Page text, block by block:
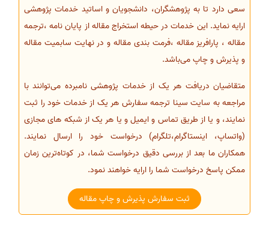
سعی دارد تا به پژوهشگران، دانشجویان و اساتید خدمات پژوهشی
ارایه نماید. این خدمات در حیطه استخراج مقاله از پایان نامه ،ترجمه
مقاله ، پارافریز مقاله ،فرمت بندی مقاله و در نهایت سابمیت مقاله
و پذیرش و چاپ می‌باشد.
متقاضیان دریافت هر یک از خدمات پژوهشی نامبرده می‌توانند با
مراجعه به سایت سینا ترجمه سفارش هر یک از خدمات خود را ثبت
نمایند، و یا از طریق تماس و ایمیل و یا هر یک از شبکه های مجازی
(واتساپ، اینستاگرام،تلگرام) درخواست خود را ارسال نمایند.
همکاران ما بعد از بررسی دقیق درخواست شما، در کوتاه‌ترین زمان
ممکن پاسخ درخواست شما را ارایه خواهند نمود.
ثبت سفارش پذیرش و چاپ مقاله